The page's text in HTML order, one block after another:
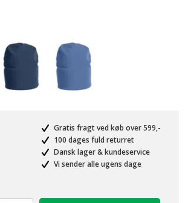
Gratis fragt ved køb over 599,-
100 dages fuld returret
Dansk lager & kundeservice
Vi sender alle ugens dage